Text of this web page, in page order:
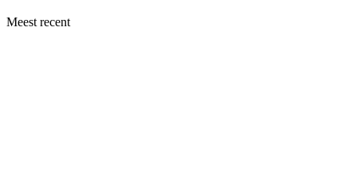
Meest recent